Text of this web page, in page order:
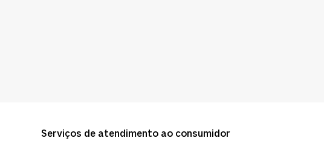
Serviços de atendimento ao consumidor